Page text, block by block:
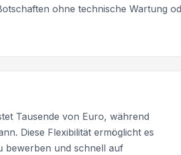
ohne technische Wartung
Tausende von Euro, während
Diese Flexibilität ermöglicht es
bewerben und schnell auf